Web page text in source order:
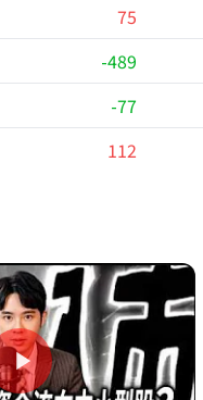
75
-489
-77
112